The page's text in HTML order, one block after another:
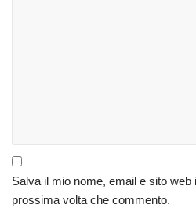
Salva il mio nome, email e sito
prossima volta che commento.